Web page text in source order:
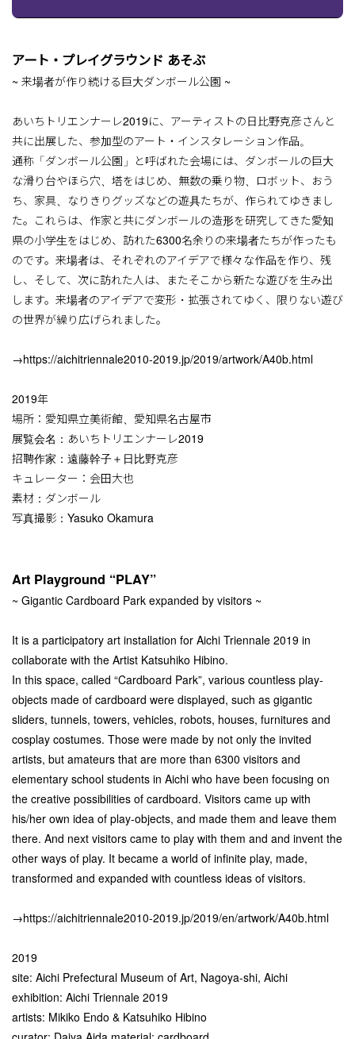
アート・プレイグラウンド あそぶ
~ 来場者が作り続ける巨大ダンボール公園 ~
あいちトリエンナーレ2019に、アーティストの日比野克彦さんと
共に出展した、参加型のアート・インスタレーション作品。
通称「ダンボール公園」と呼ばれた会場には、ダンボールの巨大
な滑り台やほら穴、塔をはじめ、無数の乗り物、ロボット、おう
ち、家具、なりきりグッズなどの遊具たちが、作られてゆきまし
た。これらは、作家と共にダンボールの造形を研究してきた愛知
県の小学生をはじめ、訪れた6300名余りの来場者たちが作ったも
のです。来場者は、それぞれのアイデアで様々な作品を作り、残
し、そして、次に訪れた人は、またそこから新たな遊びを生み出
します。来場者のアイデアで変形・拡張されてゆく、限りない遊び
の世界が繰り広げられました。
→https://aichitriennale2010-2019.jp/2019/artwork/A40b.html
2019年
場所：愛知県立美術館、愛知県名古屋市
展覧会名：あいちトリエンナーレ2019
招聘作家：遠藤幹子＋日比野克彦
キュレーター：会田大也
素材：ダンボール
写真撮影：Yasuko Okamura
Art Playground “PLAY”
~ Gigantic Cardboard Park expanded by visitors ~
It is a participatory art installation for Aichi Triennale 2019 in
collaborate with the Artist Katsuhiko Hibino.
In this space, called “Cardboard Park”, various countless play-
objects made of cardboard were displayed, such as gigantic
sliders, tunnels, towers, vehicles, robots, houses, furnitures and
cosplay costumes. Those were made by not only the invited
artists, but amateurs that are more than 6300 visitors and
elementary school students in Aichi who have been focusing on
the creative possibilities of cardboard. Visitors came up with
his/her own idea of play-objects, and made them and leave them
there. And next visitors came to play with them and and invent the
other ways of play. It became a world of infinite play, made,
transformed and expanded with countless ideas of visitors.
→https://aichitriennale2010-2019.jp/2019/en/artwork/A40b.html
2019
site: Aichi Prefectural Museum of Art, Nagoya-shi, Aichi
exhibition: Aichi Triennale 2019
artists: Mikiko Endo & Katsuhiko Hibino